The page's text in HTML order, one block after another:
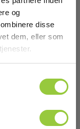
og
disse
dem, eller som